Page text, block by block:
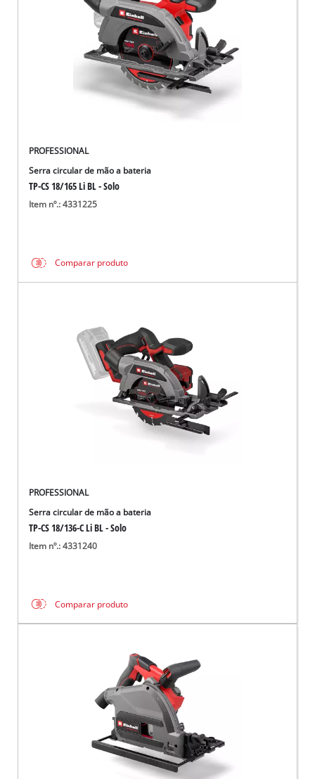
PROFESSIONAL
Serra circular de mão a bateria
TP-CS 18/165 Li BL - Solo
Item nº.: 4331225
Comparar produto
PROFESSIONAL
Serra circular de mão a bateria
TP-CS 18/136-C Li BL - Solo
Item nº.: 4331240
Comparar produto